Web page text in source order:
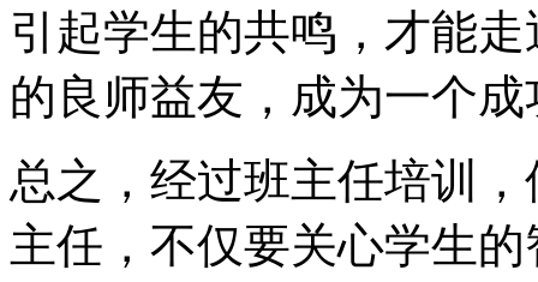
引起学生的共鸣，才能
的良师益友，成为一个
总之，经过班主任培训
主任，不仅要关心学生